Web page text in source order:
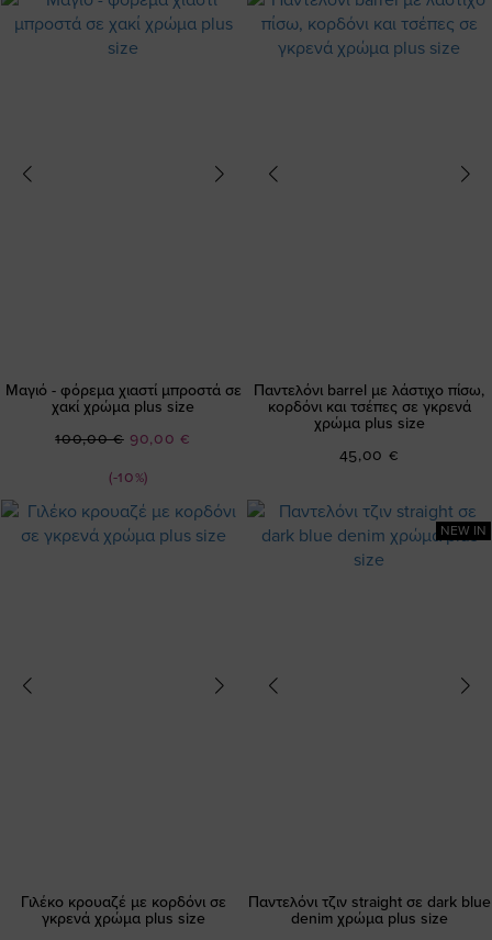
Μαγιό - φόρεμα χιαστί μπροστά σε
χακί χρώμα plus size
(-10%)
Ειδική
90,00 €
100,00 €
Παντελόνι barrel με λάστιχο πίσω,
κορδόνι και τσέπες σε γκρενά
χρώμα plus size
45,00 €
Γιλέκο κρουαζέ με κορδόνι σε
γκρενά χρώμα plus size
NEW IN
Παντελόνι τζιν straight σε dark blue
denim χρώμα plus size